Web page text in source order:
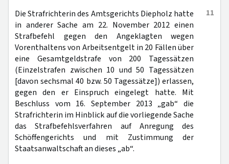
11
Die Strafrichterin des Amtsgerichts Diepholz hatte
in anderer Sache am 22. November 2012 einen
Strafbefehl gegen den Angeklagten wegen
Vorenthaltens von Arbeitsentgelt in 20 Fällen über
eine Gesamtgeldstrafe von 200 Tagessätzen
(Einzelstrafen zwischen 10 und 50 Tagessätzen
[davon sechsmal 40 bzw. 50 Tagessätze]) erlassen,
gegen den er Einspruch eingelegt hatte. Mit
Beschluss vom 16. September 2013 „gab“ die
Strafrichterin im Hinblick auf die vorliegende Sache
das Strafbefehlsverfahren auf Anregung des
Schöffengerichts und mit Zustimmung der
Staatsanwaltschaft an dieses „ab“.